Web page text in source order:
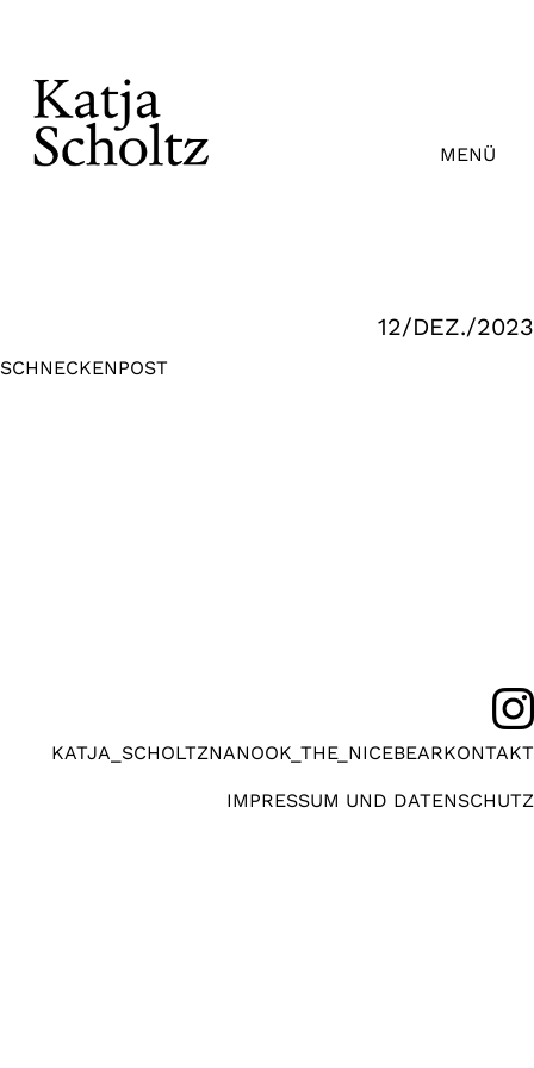
MENÜ
12/DEZ./2023
SCHNECKENPOST
KATJA_SCHOLTZNANOOK_THE_NICEBEARKONTAKT
IMPRESSUM UND DATENSCHUTZ